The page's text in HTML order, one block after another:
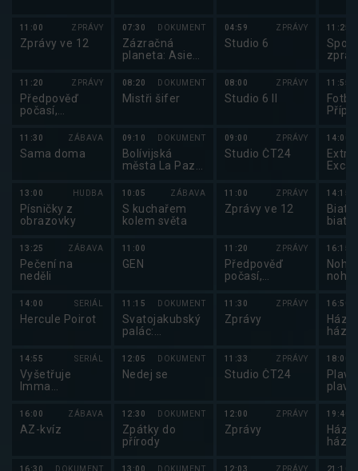
11:00 ZPRÁVY
Zprávy ve 12
11:20 ZPRÁVY
Předpověď
počasí,
zprávy,
Události v
regionech plus
11:30 ZÁBAVA
Sama doma
13:00 HUDBA
Písničky z
obrazovky
13:25 ZÁBAVA
Pečení na
neděli
14:00 SERIÁL
Hercule Poirot
14:55 SERIÁL
Vyšetřuje
Imma
16:00 ZÁBAVA
AZ-kvíz
16:30 DOKUMENT
07:30 DOKUMENT
Zázračná
planeta: Asie
08:20 DOKUMENT
Mistři šifer
09:10 DOKUMENT
Bolívijská
města La Paz a
10:05 ZÁBAVA
S kuchařem
kolem světa
11:00
GEN
11:15 DOKUMENT
Svatojakubský
palác:
královského
ústředí
12:05 DOKUMENT
Nedej se
12:30 DOKUMENT
Zpátky do
přírody
13:00 DOKUMENT
04:59 ZPRÁVY
Studio 6
08:00 ZPRÁVY
Studio 6 II
09:00 ZPRÁVY
Studio ČT24
11:00 ZPRÁVY
Zprávy ve 12
11:20 ZPRÁVY
Předpověď
počasí,
zprávy
11:30 ZPRÁVY
Zprávy
11:33 ZPRÁVY
Studio ČT24
12:00 ZPRÁVY
Zprávy
12:03 ZPRÁVY
11:25
11:55
2025
14:00
14:15
16:15
16:50
18:00
19:40
21:10